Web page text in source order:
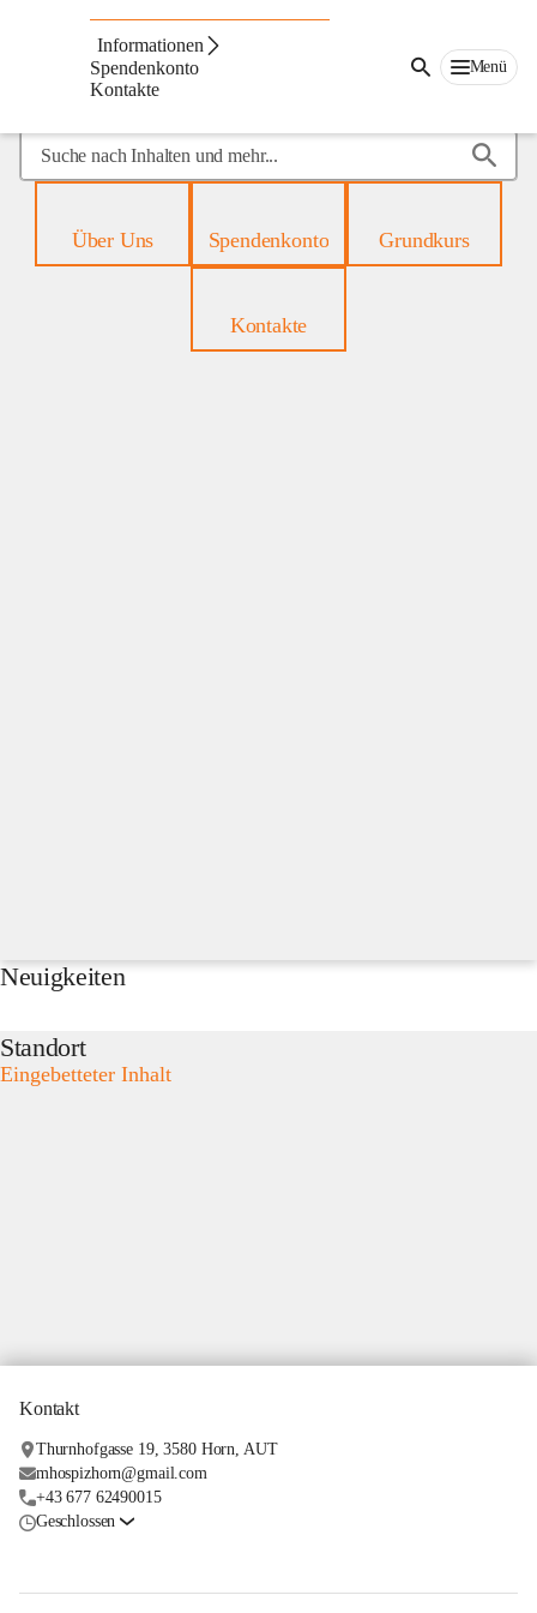
Informationen
Spendenkonto
Kontakte
Menü
Suche
nach
mehr...Über Uns Spendenkonto Grundkurs
Kontakte
Neuigkeiten
Standort
Eingebetteter Inhalt
Kontakt
Thurnhofgasse 19, 3580 Horn, AUT
mhospizhorn@gmail.com
+43 677 62490015
Geschlossen